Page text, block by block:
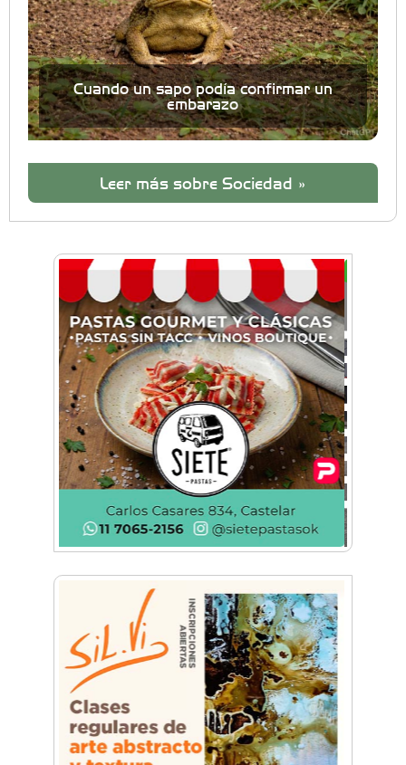
Cuando un sapo podía confirmar un
embarazo
Leer más sobre Sociedad »